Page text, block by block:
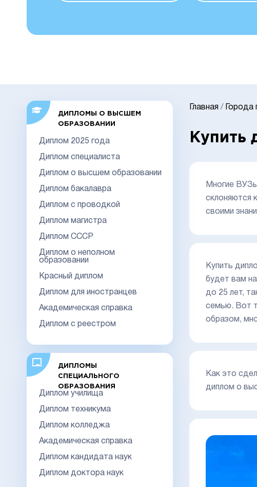
ДИПЛОМЫ О ВЫСШЕМ
ОБРАЗОВАНИИ
Диплом 2025 года
Диплом специалиста
Диплом о высшем образовании
Диплом бакалавра
Диплом с проводкой
Диплом магистра
Диплом СССР
Диплом о неполном
образовании
Красный диплом
Диплом для иностранцев
Академическая справка
Диплом с реестром
ДИПЛОМЫ
СПЕЦИАЛЬНОГО
ОБРАЗОВАНИЯ
Диплом училища
Диплом техникума
Диплом колледжа
Академическая справка
Диплом кандидата наук
Диплом доктора наук
Главная /
Купить
Многие
склоняются
своими
Купить
будет вам
до 25 лет,
семью. Вот
образом,
Как это
диплом о